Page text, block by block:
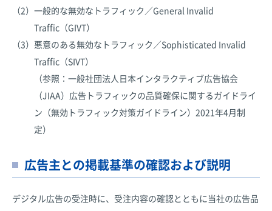
（2） 一般的な無効なトラフィック／General Invalid
Traffic（GIVT）
（3） 悪意のある無効なトラフィック／Sophisticated Invalid
Traffic（SIVT）
（参照：一般社団法人日本インタラクティブ広告協会
（JIAA）広告トラフィックの品質確保に関するガイドライ
ン（無効トラフィック対策ガイドライン）2021年4月制
定）
広告主との掲載基準の確認および説明
デジタル広告の受注時に、受注内容の確認とともに当社の広告品